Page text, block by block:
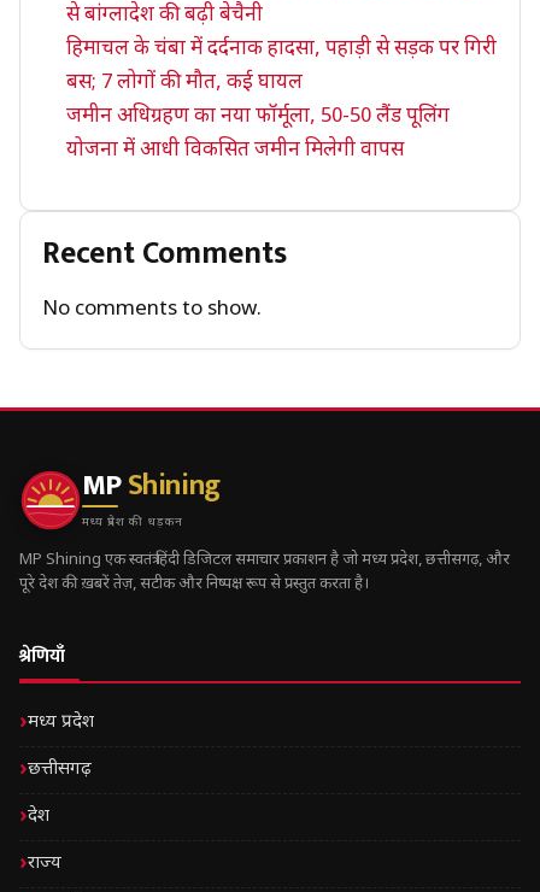
से बांग्लादेश की बढ़ी बेचैनी
हिमाचल के चंबा में दर्दनाक हादसा, पहाड़ी से सड़क पर गिरी
बस; 7 लोगों की मौत, कई घायल
जमीन अधिग्रहण का नया फॉर्मूला, 50-50 लैंड पूलिंग
योजना में आधी विकसित जमीन मिलेगी वापस
Recent Comments
No comments to show.
MPShining
मध्य प्रदेश की धड़कन
MP Shining एक स्वतंत्र हिंदी डिजिटल समाचार प्रकाशन है जो मध्य प्रदेश, छत्तीसगढ़, और
पूरे देश की ख़बरें तेज़, सटीक और निष्पक्ष रूप से प्रस्तुत करता है।
श्रेणियाँ
मध्य प्रदेश
छत्तीसगढ़
देश
राज्य